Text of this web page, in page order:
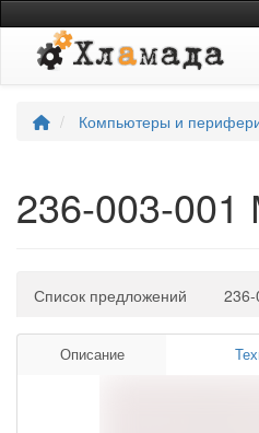
Компьютеры и
236-003-
Список предложений
Описание